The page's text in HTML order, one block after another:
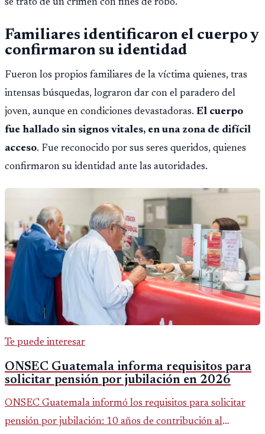
se trató de un crimen con fines de robo.
Familiares identificaron el cuerpo y
confirmaron su identidad
Fueron los propios familiares de la víctima quienes, tras
intensas búsquedas, lograron dar con el paradero del
joven, aunque en condiciones devastadoras. El cuerpo
fue hallado sin signos vitales, en una zona de difícil
acceso. Fue reconocido por sus seres queridos, quienes
confirmaron su identidad ante las autoridades.
Te puede interesar
ONSEC Guatemala informa requisitos para
solicitar pensión por jubilación en 2026
ONSEC Guatemala informó los requisitos para solicitar
pensión por jubilación: 10 años de contribución al